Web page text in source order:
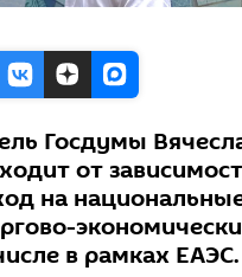
Госдумы
от
на
в рамках ЕАЭС.